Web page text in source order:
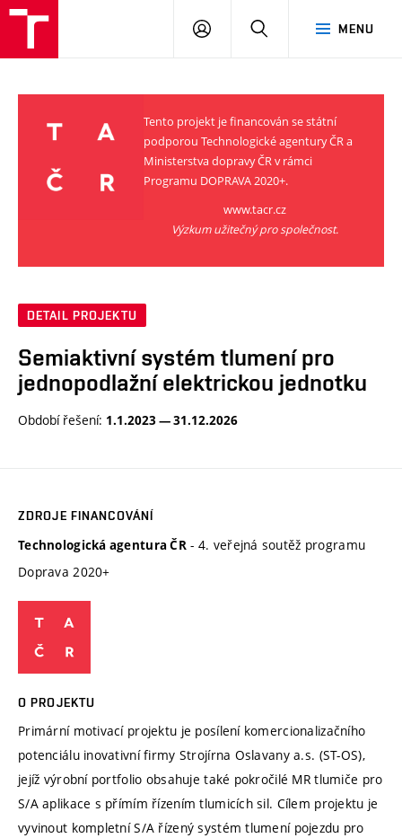
MENU
PŘIHLÁSIT
Tento projekt je financován se státní
podporou Technologické agentury ČR a
Ministerstva dopravy ČR v rámci
Programu DOPRAVA 2020+.
www.tacr.cz
Výzkum užitečný pro společnost.
DETAIL PROJEKTU
Semiaktivní systém tlumení pro
jednopodlažní elektrickou jednotku
Období řešení: 1.1.2023 — 31.12.2026
ZDROJE FINANCOVÁNÍ
Technologická agentura ČR - 4. veřejná soutěž programu
Doprava 2020+
O PROJEKTU
Primární motivací projektu je posílení komercionalizačního
potenciálu inovativní firmy Strojírna Oslavany a.s. (ST-OS),
jejíž výrobní portfolio obsahuje také pokročilé MR tlumiče pro
S/A aplikace s přímím řízením tlumicích sil. Cílem projektu je
vyvinout kompletní S/A řízený systém tlumení pojezdu pro